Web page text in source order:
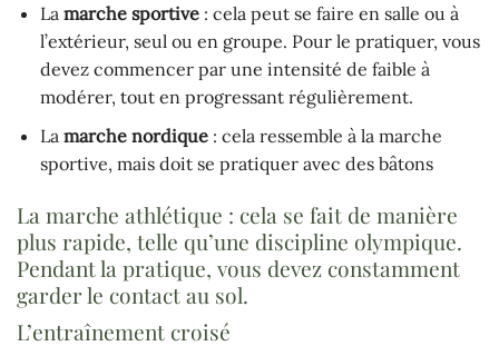
La marche sportive: cela peut se faire en salle ou à
l’extérieur, seul ou en groupe. Pour le pratiquer, vous
devez commencer par une intensité de faible à
modérer, tout en progressant régulièrement.
La marche nordique : cela ressemble à la marche
sportive, mais doit se pratiquer avec des bâtons
La marche athlétique : cela se fait de manière
plus rapide, telle qu’une discipline olympique.
Pendant la pratique, vous devez constamment
garder le contact au sol.
L’entraînement croisé